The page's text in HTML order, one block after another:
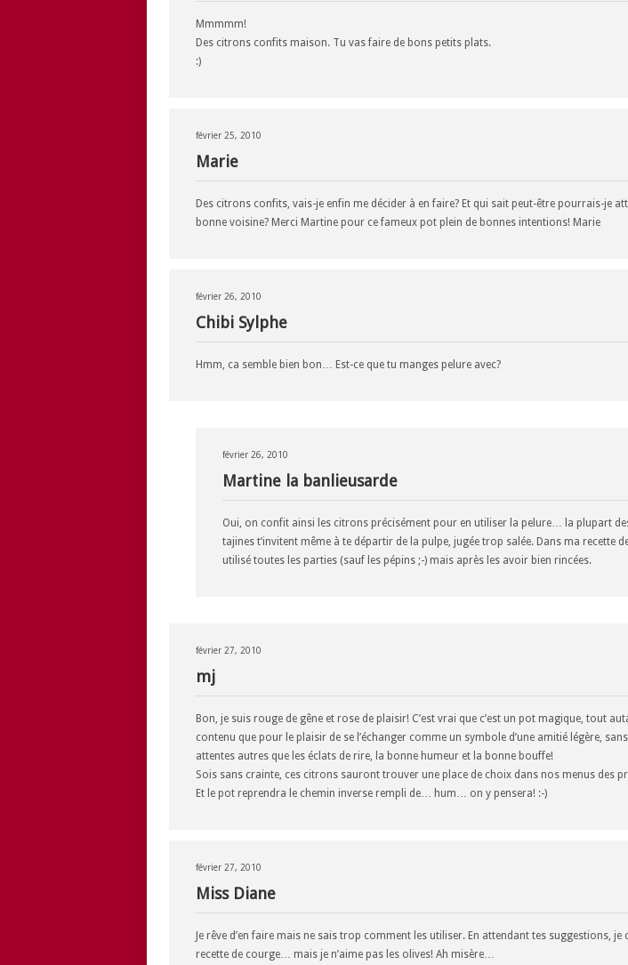
Mmmmm!
Des citrons confits maison. Tu vas faire de bons petits plats.
:)
février 25, 2010
Marie
Des citrons confits, vais-je enfin me décider à en faire? Et qui sait peut-être pourrais-je
bonne voisine? Merci Martine pour ce fameux pot plein de bonnes intentions! Marie
février 26, 2010
Chibi Sylphe
Hmm, ca semble bien bon… Est-ce que tu manges pelure avec?
février 26, 2010
Martine la banlieusarde
Oui, on confit ainsi les citrons précisément pour en utiliser la pelure… la plupart
tajines t’invitent même à te départir de la pulpe, jugée trop salée. Dans ma recette
utilisé toutes les parties (sauf les pépins ;-) mais après les avoir bien rincées.
février 27, 2010
mj
Bon, je suis rouge de gêne et rose de plaisir! C’est vrai que c’est un pot magique, tout
contenu que pour le plaisir de se l’échanger comme un symbole d’une amitié légère,
attentes autres que les éclats de rire, la bonne humeur et la bonne bouffe!
Sois sans crainte, ces citrons sauront trouver une place de choix dans nos menus des
Et le pot reprendra le chemin inverse rempli de… hum… on y pensera! :-)
février 27, 2010
Miss Diane
Je rêve d’en faire mais ne sais trop comment les utiliser. En attendant tes suggestions, je
recette de courge… mais je n’aime pas les olives! Ah misère…